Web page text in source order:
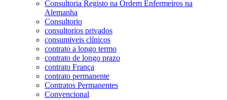
Consultoria Registo na Ordem Enfermeiros na
Alemanha
Consultorio
consultorios privados
consumiveis clínicos
contrato a longo termo
contrato de longo prazo
contrato França
contrato permanente
Contratos Permanentes
Convencional